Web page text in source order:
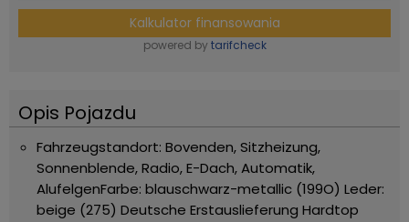
Kalkulator finansowania
powered by tarifcheck
Opis Pojazdu
Fahrzeugstandort: Bovenden, Sitzheizung,
Sonnenblende, Radio, E-Dach, Automatik,
AlufelgenFarbe: blauschwarz-metallic (199O) Leder:
beige (275) Deutsche Erstauslieferung Hardtop